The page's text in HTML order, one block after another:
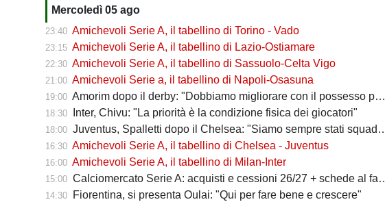
Mercoledì 05 ago
23:40 Amichevoli Serie A, il tabellino di Torino - Vado
23:15 Amichevoli Serie A, il tabellino di Lazio-Ostiamare
22:30 Amichevoli Serie A, il tabellino di Sassuolo-Celta Vigo
21:00 Amichevoli Serie a, il tabellino di Napoli-Osasuna
19:00 Amorim dopo il derby: "Dobbiamo migliorare con il possesso palla"
18:30 Inter, Chivu: "La priorità è la condizione fisica dei giocatori"
18:00 Juventus, Spalletti dopo il Chelsea: "Siamo sempre stati squadra"
16:30 Amichevoli Serie A, il tabellino di Chelsea - Juventus
16:00 Amichevoli Serie A, il tabellino di Milan-Inter
15:00 Calciomercato Serie A: acquisti e cessioni 26/27 + schede al fantacalcio
14:30 Fiorentina, si presenta Oulai: "Qui per fare bene e crescere"